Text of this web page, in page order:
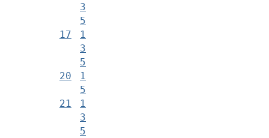
3
5
17
1
3
5
20
1
5
21
1
3
5